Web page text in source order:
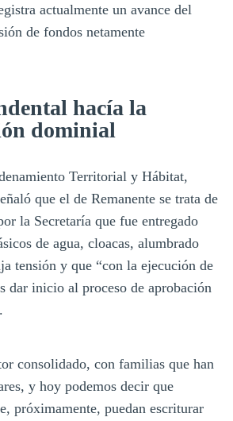
actualmente un avance del
de fondos netamente
hacía la
dominial
Territorial y Hábitat,
que el de Remanente se trata de
la Secretaría que fue entregado
de agua, cloacas, alumbrado
tensión y que “con la ejecución de
dar inicio al proceso de aprobación
consolidado, con familias que han
y hoy podemos decir que
próximamente, puedan escriturar